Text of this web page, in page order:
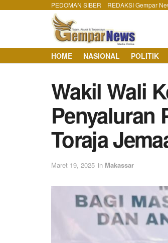
PEDOMAN SIBER REDAKSI Gempar
HOME NASIONAL POLITIK
Wakil Wali
Penyaluran
Toraja
Maret 19, 2025 in Makassar